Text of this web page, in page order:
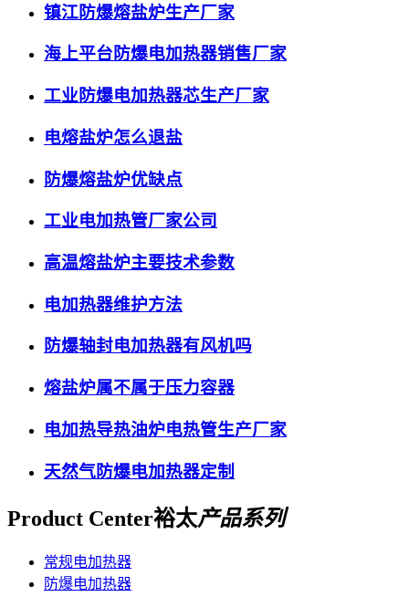
镇江防爆熔盐炉生产厂家
海上平台防爆电加热器销售厂家
工业防爆电加热器芯生产厂家
电熔盐炉怎么退盐
防爆熔盐炉优缺点
工业电加热管厂家公司
高温熔盐炉主要技术参数
电加热器维护方法
防爆轴封电加热器有风机吗
熔盐炉属不属于压力容器
电加热导热油炉电热管生产厂家
天然气防爆电加热器定制
Product Center裕太产品系列
常规电加热器
防爆电加热器